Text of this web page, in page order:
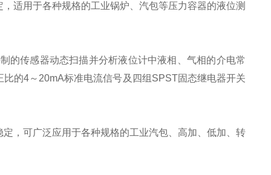
适用于各种规格的工业锅炉、汽包等压力容器的液位测
的传感器动态扫描并分析液位计中液相、气相的介电常
的4～20mA标准电流信号及四组SPST固态继电器开关
，可广泛应用于各种规格的工业汽包、高加、低加、转